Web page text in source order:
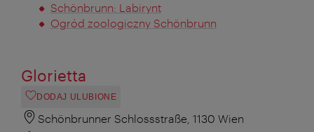
Schönbrunn: Labirynt
Ogród zoologiczny Schönbrunn
Glorietta
DODAJ ULUBIONE
Schönbrunner Schlossstraße, 1130 Wien